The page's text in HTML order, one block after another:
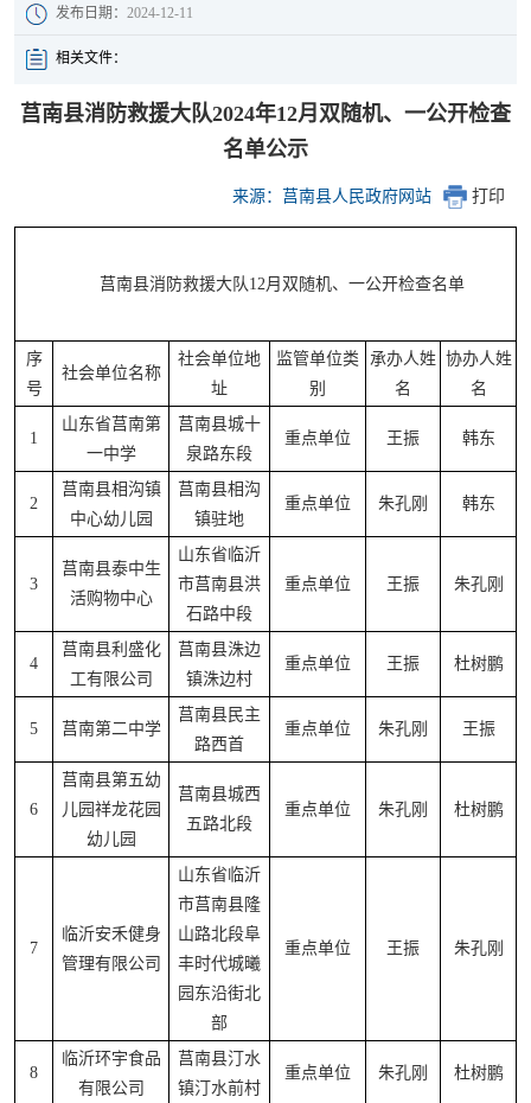
发布日期： 2024-12-11
相关文件：
莒南县消防救援大队2024年12月双随机、一公开检查
名单公示
来源：莒南县人民政府网站 打印
莒南县消防救援大队12月双随机、一公开检查名单
序
号
社会单位名称
社会单位地
址
监管单位类
别
承办人姓
名
协办人姓
名
1
山东省莒南第
一中学
莒南县城十
泉路东段
重点单位 王振 韩东
2
莒南县相沟镇
中心幼儿园
莒南县相沟
镇驻地
重点单位 朱孔刚 韩东
3
莒南县泰中生
活购物中心
山东省临沂
市莒南县洪
石路中段
重点单位 王振 朱孔刚
4
莒南县利盛化
工有限公司
莒南县洙边
镇洙边村
重点单位 王振 杜树鹏
5 莒南第二中学
莒南县民主
路西首
重点单位 朱孔刚 王振
6
莒南县第五幼
儿园祥龙花园
幼儿园
莒南县城西
五路北段
重点单位 朱孔刚 杜树鹏
7
临沂安禾健身
管理有限公司
山东省临沂
市莒南县隆
山路北段阜
丰时代城曦
园东沿街北
部
重点单位 王振 朱孔刚
8
临沂环宇食品
有限公司
莒南县汀水
镇汀水前村
重点单位 朱孔刚 杜树鹏